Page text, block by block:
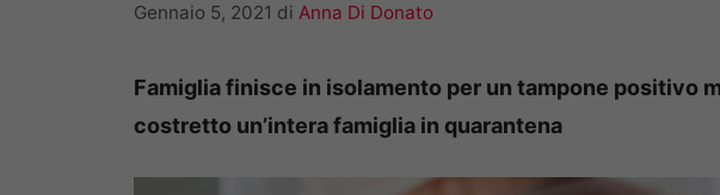
Gennaio 5, 2021 di Anna Di Donato
Famiglia finisce in isolamento per un tampone positivo
costretto un’intera famiglia in quarantena